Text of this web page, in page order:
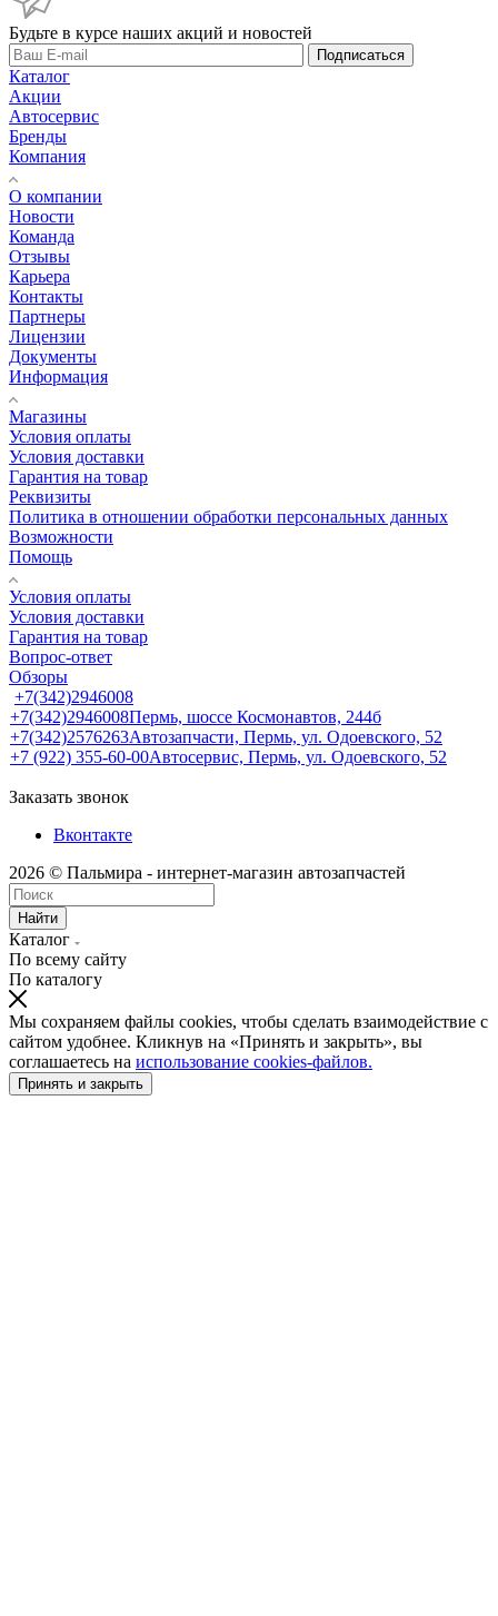
Будьте в курсе наших акций и новостей
Подписаться
Каталог
Акции
Автосервис
Бренды
Компания
О компании
Новости
Команда
Отзывы
Карьера
Контакты
Партнеры
Лицензии
Документы
Информация
Магазины
Условия оплаты
Условия доставки
Гарантия на товар
Реквизиты
Политика в отношении обработки персональных данных
Возможности
Помощь
Условия оплаты
Условия доставки
Гарантия на товар
Вопрос-ответ
Обзоры
+7(342)2946008
+7(342)2946008Пермь, шоссе Космонавтов, 244б
+7(342)2576263Автозапчасти, Пермь, ул. Одоевского, 52
+7 (922) 355-60-00Автосервис, Пермь, ул. Одоевского, 52
Заказать звонок
Вконтакте
2026 © Пальмира - интернет-магазин автозапчастей
Найти
Каталог
По всему сайту
По каталогу
Мы сохраняем файлы cookies, чтобы сделать взаимодействие с
сайтом удобнее. Кликнув на «Принять и закрыть», вы
соглашаетесь на использование cookies-файлов.
Принять и закрыть